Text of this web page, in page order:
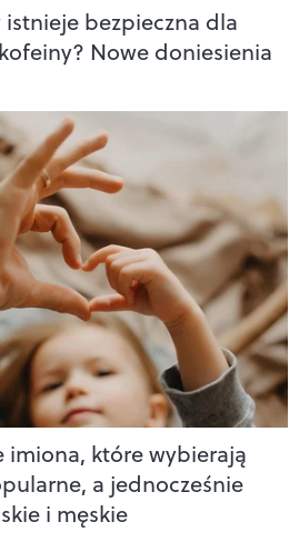
istnieje bezpieczna dla
Nowe doniesienia
imiona, które wybierają
a jednocześnie
i męskie